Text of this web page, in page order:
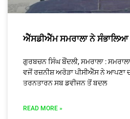
ਐੱਸਡੀਐੱਮ ਸਮਰਾਲਾ ਨੇ ਸੰਭਾਲਿਆ
ਗੁਰਬਚਨ ਸਿੰਘ ਬੌਂਦਲੀ, ਸਮਰਾਲਾ :
ਵਜੋਂ ਰਜ਼ਨੀਸ਼ ਅਰੋੜਾ ਪੀਸੀਐੱਸ ਨੇ ਆਪਣਾ
ਤਰਨਤਾਰਨ ਸਬ ਡਵੀਜਨ ਤੋਂ ਬਦਲ
READ MORE »